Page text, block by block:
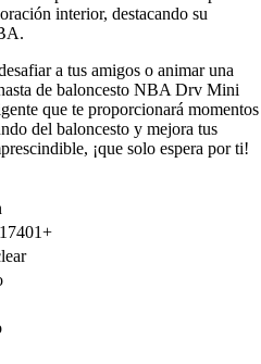
interior, destacando su
a tus amigos o animar una
de baloncesto NBA Drv Mini
que te proporcionará momentos
del baloncesto y mejora tus
¡que solo espera por ti!